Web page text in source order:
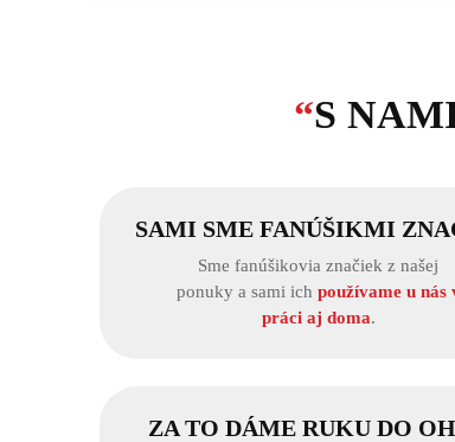
“S
SAMI SME FANÚŠIKMI
Sme fanúšikovia značiek z našej
ponuky a sami ich používame u nás
práci aj doma.
ZA TO DÁME RUKU DO